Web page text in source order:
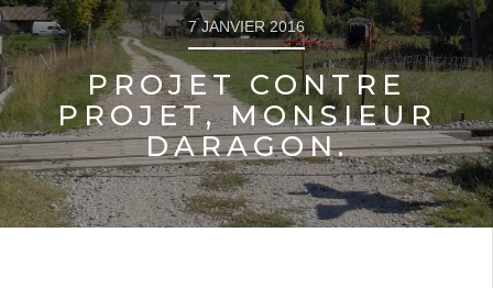
7 JANVIER 2016
PROJET CONTRE
PROJET, MONSIEUR
DARAGON.